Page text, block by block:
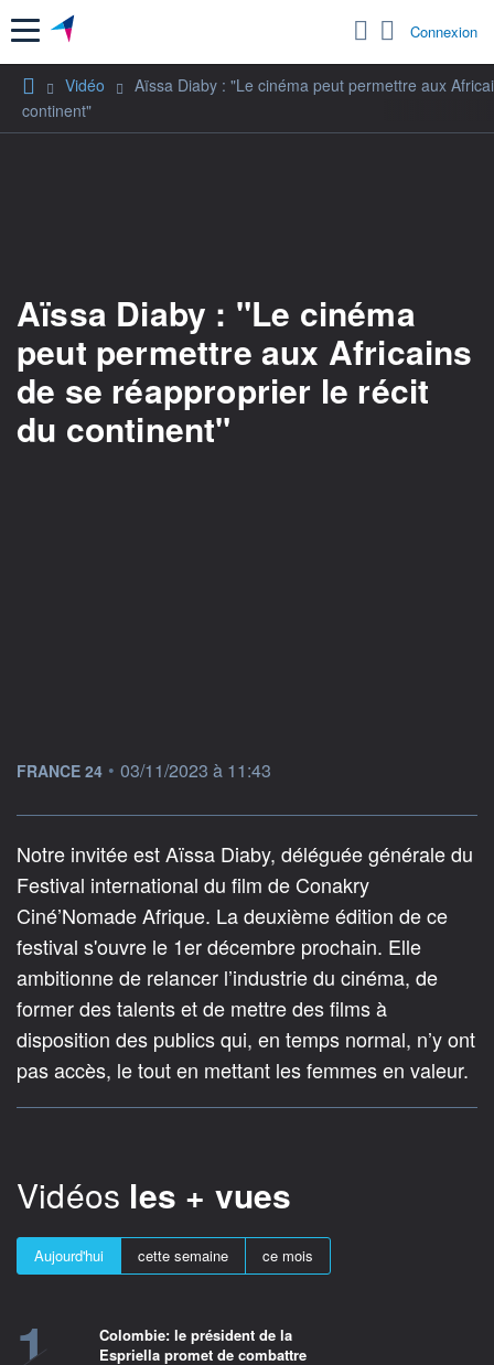
Menu Connexion
Vidéo
Aïssa Diaby : "Le cinéma peut permettre aux
continent"
Aïssa Diaby : "Le cinéma
peut permettre aux Africains
de se réapproprier le récit
du continent"
information fournie par
FRANCE 24 • 03/11/2023 à 11:43
Notre invitée est Aïssa Diaby, déléguée générale du
Festival international du film de Conakry
Ciné’Nomade Afrique. La deuxième édition de ce
festival s'ouvre le 1er décembre prochain. Elle
ambitionne de relancer l’industrie du cinéma, de
former des talents et de mettre des films à
disposition des publics qui, en temps normal, n’y ont
pas accès, le tout en mettant les femmes en valeur.
Vidéos les + vues
Aujourd'hui cette semaine ce mois
1
Colombie: le président de la
Espriella promet de combattre